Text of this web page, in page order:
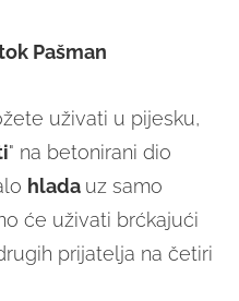
Pašman
uživati u pijesku,
" na betonirani dio
hlada uz samo
će uživati brćkajući
prijatelja na četiri